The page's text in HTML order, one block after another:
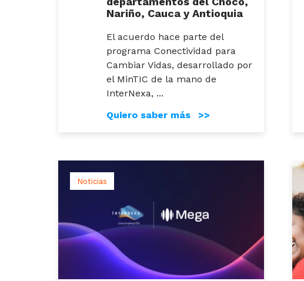
Nariño, Cauca y Antioquia
El acuerdo hace parte del
programa Conectividad para
Cambiar Vidas, desarrollado por
el MinTIC de la mano de
InterNexa, ...
Quiero saber más >>
Noticias